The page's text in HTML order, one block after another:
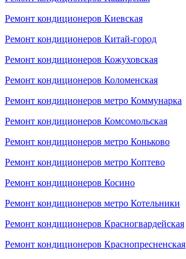
Ремонт кондиционеров Киевская
Ремонт кондиционеров Китай-город
Ремонт кондиционеров Кожуховская
Ремонт кондиционеров Коломенская
Ремонт кондиционеров метро Коммунарка
Ремонт кондиционеров Комсомольская
Ремонт кондиционеров метро Коньково
Ремонт кондиционеров метро Коптево
Ремонт кондиционеров Косино
Ремонт кондиционеров метро Котельники
Ремонт кондиционеров Красногвардейская
Ремонт кондиционеров Краснопресненская